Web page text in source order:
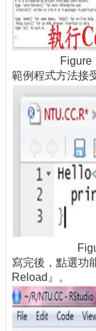
範例程式方法接
寫完後，點選
Reload』。